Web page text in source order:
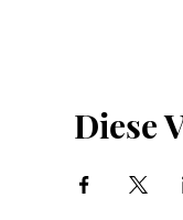
Diese